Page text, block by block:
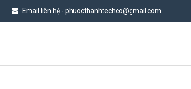
Email liên hệ - phuocthanhtechco@gmail.com